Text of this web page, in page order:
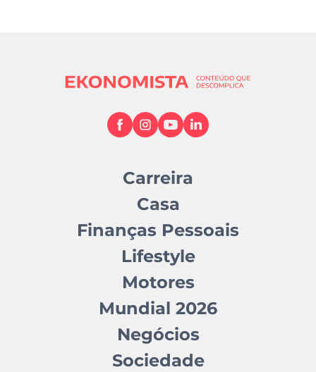
Carreira
Casa
Finanças Pessoais
Lifestyle
Motores
Mundial 2026
Negócios
Sociedade